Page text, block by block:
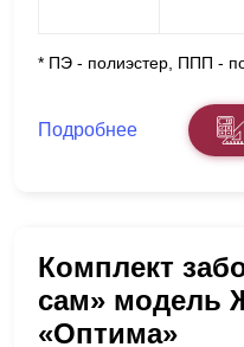
* ПЭ - полиэстер, ППП -
Подробнее
Комплект
сам» модель
«Оптима»